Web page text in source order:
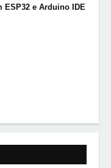
ESP32 e Arduino IDE